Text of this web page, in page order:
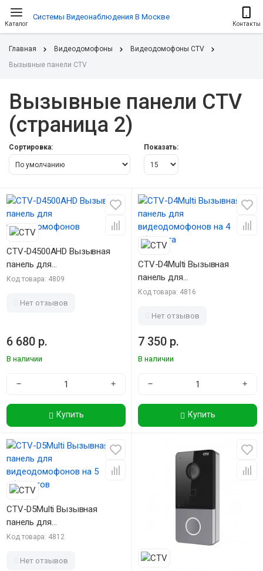
Каталог
Системы Видеонаблюдения В Москве
Контакты
Главная Видеодомофоны
Видеодомофоны CTV
Вызывные панели CTV
Вызывные панели CTV
(страница 2)
Сортировка: Показать:
CTV-D4500AHD Вызывная
панель для
видеодомофонов
Код товара: 4809
Нет отзывов
6 680 р.
В наличии
− +
Купить
CTV-D4Multi Вызывная
панель для
видеодомофонов на 4
Код товара: 4816
Нет отзывов
7 350 р.
В наличии
− +
Купить
CTV-D5Multi Вызывная
панель для
видеодомофонов на 5
Код товара: 4812
Нет отзывов